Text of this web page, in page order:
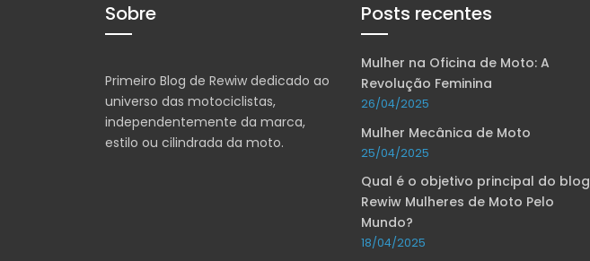
Sobre
Primeiro Blog de Rewiw dedicado ao
universo das motociclistas,
independentemente da marca,
estilo ou cilindrada da moto.
Posts recentes
Mulher na Oficina de Moto: A
Revolução Feminina
26/04/2025
Mulher Mecânica de Moto
25/04/2025
Qual é o objetivo principal do blog
Rewiw Mulheres de Moto Pelo
Mundo?
18/04/2025